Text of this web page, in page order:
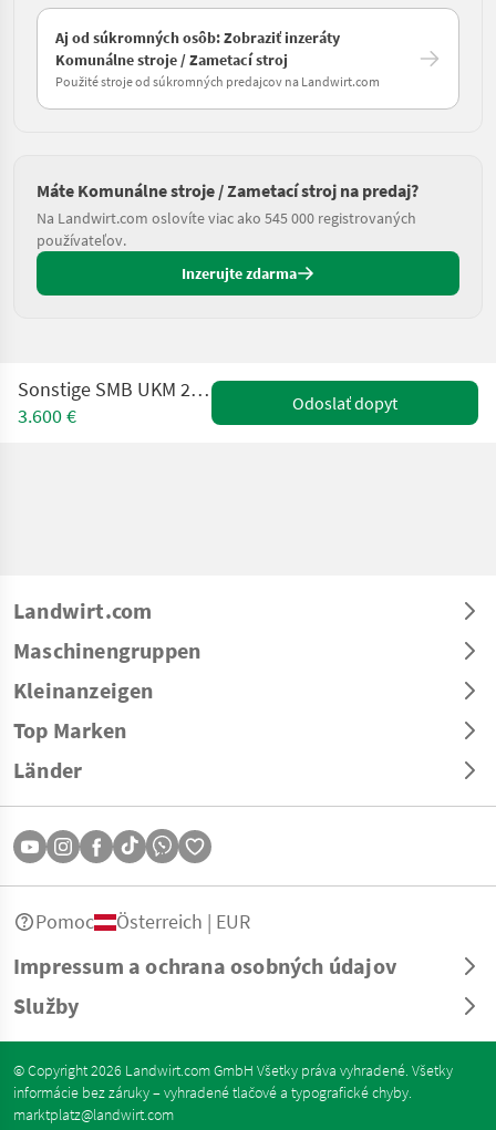
Aj od súkromných osôb: Zobraziť inzeráty
Komunálne stroje / Zametací stroj
Použité stroje od súkromných predajcov na Landwirt.com
Máte Komunálne stroje / Zametací stroj na predaj?
Na Landwirt.com oslovíte viac ako 545 000 registrovaných
používateľov.
Inzerujte zdarma
Sonstige SMB UKM 2.2 Profikehrmaschine
3.600 €
Odoslať dopyt
Landwirt.com
Maschinengruppen
Kleinanzeigen
Top Marken
Länder
Impressum a ochrana osobných údajov
Služby
Pomoc Österreich | EUR
© Copyright 2026 Landwirt.com GmbH Všetky práva vyhradené. Všetky
informácie bez záruky – vyhradené tlačové a typografické chyby.
marktplatz@landwirt.com